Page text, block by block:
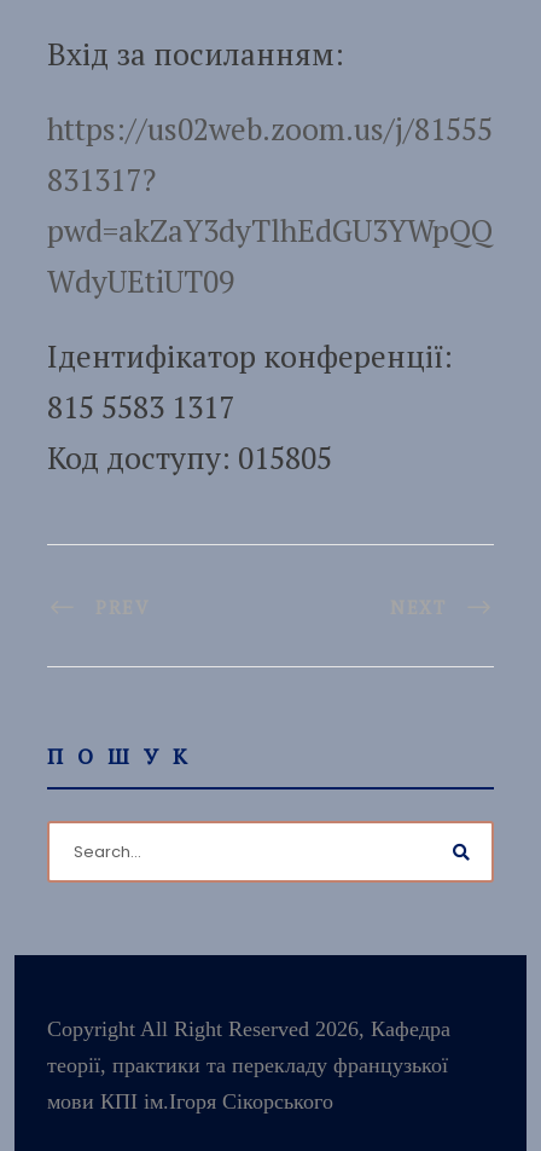
Вхід за посиланням:
https://us02web.zoom.us/j/81555
831317?
pwd=akZaY3dyTlhEdGU3YWpQQ
WdyUEtiUT09
Ідентифікатор конференції:
815 5583 1317
Код доступу: 015805
ПОШУК
Copyright All Right Reserved 2026, Кафедра
теорії, практики та перекладу французької
мови КПІ ім.Ігоря Сікорського